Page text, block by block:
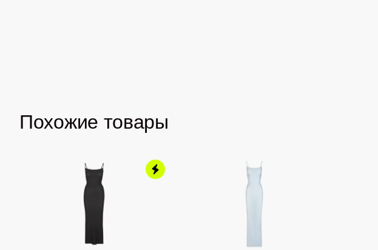
Похожие товары